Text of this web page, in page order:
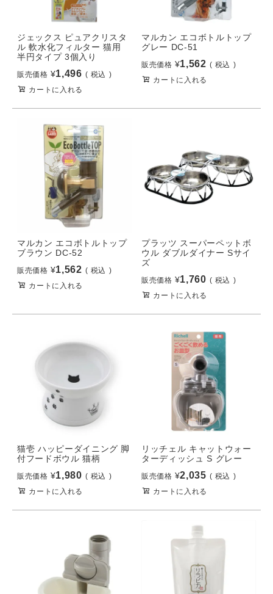
ジェックス ピュアクリスタ
ル 軟水化フィルター 猫用
半円タイプ 3個入り
販売価格 ¥1,496
税込
カートに入れる
マルカン エコボトルトップ
グレー DC-51
販売価格 ¥1,562
税込
カートに入れる
マルカン エコボトルトップ
ブラウン DC-52
販売価格 ¥1,562
税込
カートに入れる
プラッツ スーパーペットボ
ウル ダブルダイナー Sサイ
ズ
販売価格 ¥1,760
税込
カートに入れる
猫壱 ハッピーダイニング 脚
付フードボウル 猫柄
販売価格 ¥1,980
税込
カートに入れる
リッチェル キャットウォー
ターディッシュ S グレー
販売価格 ¥2,035
税込
カートに入れる